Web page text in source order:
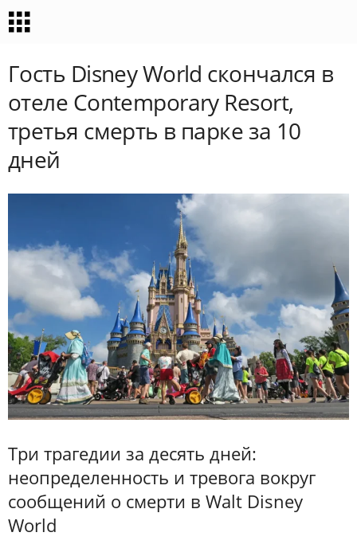
Гость Disney World скончался в
отеле Contemporary Resort,
третья смерть в парке за 10
дней
Три трагедии за десять дней:
неопределенность и тревога вокруг
сообщений о смерти в Walt Disney
World